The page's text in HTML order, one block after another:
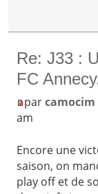
Re: J33 :
FC
parcamocim
am
Encore une
saison, on
play off et de